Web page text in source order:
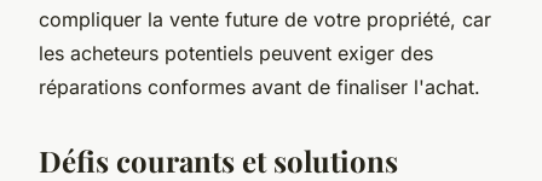
compliquer la vente future de votre propriété, car
les acheteurs potentiels peuvent exiger des
réparations conformes avant de finaliser l'achat.
Défis courants et solutions